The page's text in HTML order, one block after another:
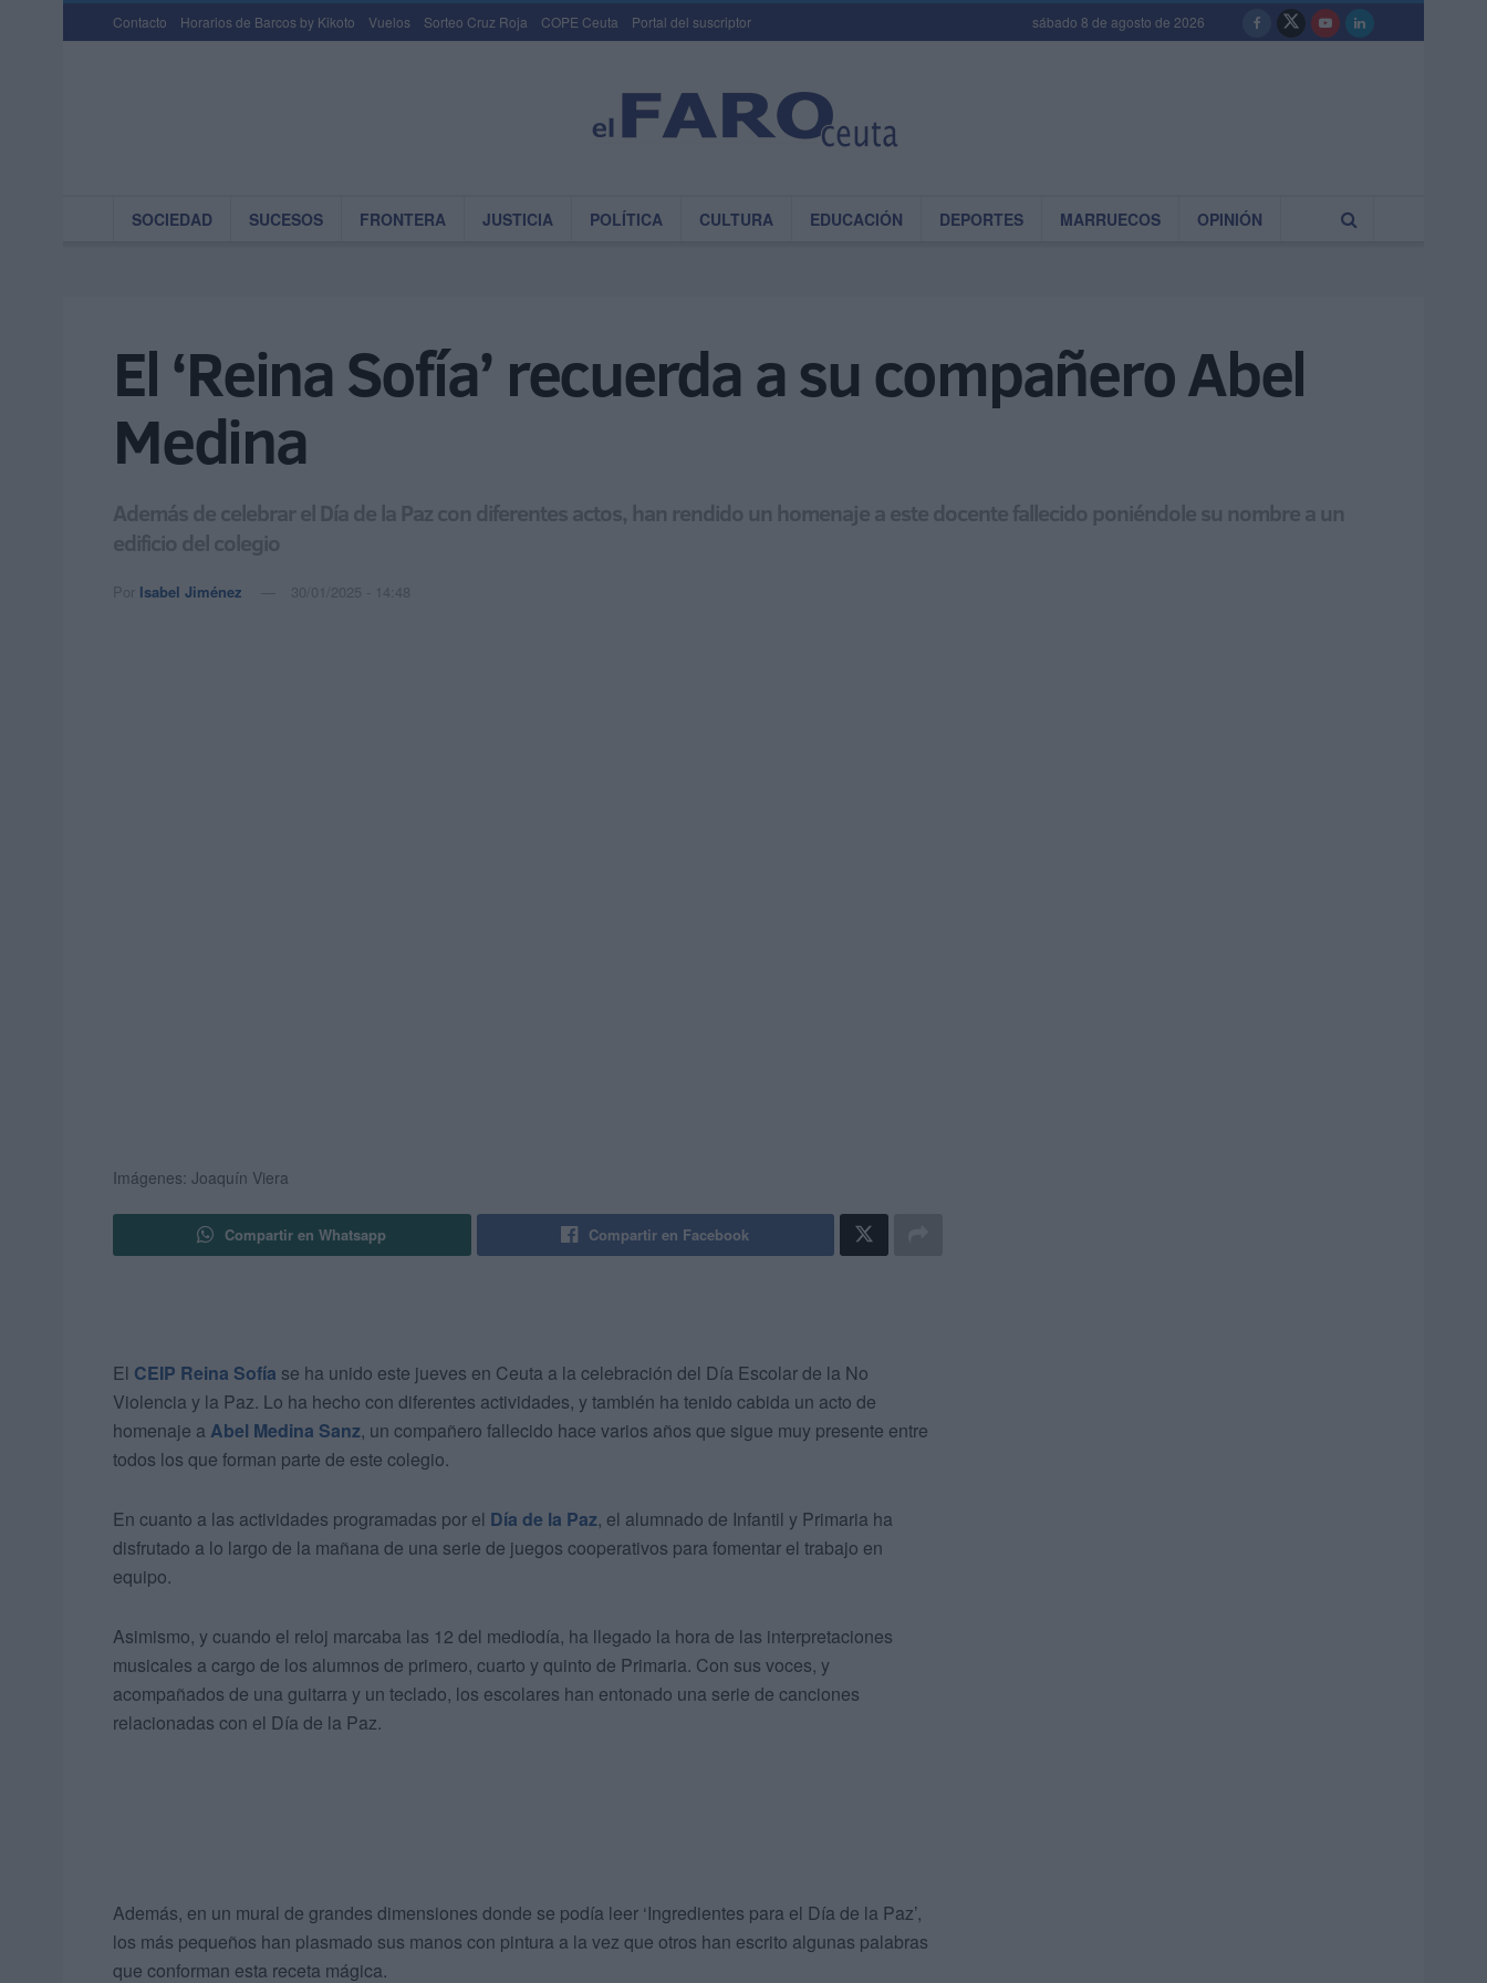
Contacto Horarios de Barcos by Kikoto Vuelos Sorteo Cruz Roja COPE Ceuta Portal del suscriptor sábado 8 de agosto de 2026
SOCIEDAD SUCESOS FRONTERA JUSTICIA POLÍTICA CULTURA EDUCACIÓN DEPORTES MARRUECOS OPINIÓN
El ‘Reina Sofía’ recuerda a su compañero Abel
Medina
Además de celebrar el Día de la Paz con diferentes actos, han rendido un homenaje a este docente fallecido poniéndole su nombre a un
edificio del colegio
Por Isabel Jiménez 30/01/2025 - 14:48
Imágenes: Joaquín Viera
Compartir en Whatsapp Compartir en Facebook
El CEIP Reina Sofía se ha unido este jueves en Ceuta a la celebración del Día Escolar de la No
Violencia y la Paz. Lo ha hecho con diferentes actividades, y también ha tenido cabida un acto de
homenaje a Abel Medina Sanz, un compañero fallecido hace varios años que sigue muy presente entre
todos los que forman parte de este colegio.
En cuanto a las actividades programadas por el Día de la Paz, el alumnado de Infantil y Primaria ha
disfrutado a lo largo de la mañana de una serie de juegos cooperativos para fomentar el trabajo en
equipo.
Asimismo, y cuando el reloj marcaba las 12 del mediodía, ha llegado la hora de las interpretaciones
musicales a cargo de los alumnos de primero, cuarto y quinto de Primaria. Con sus voces, y
acompañados de una guitarra y un teclado, los escolares han entonado una serie de canciones
relacionadas con el Día de la Paz.
Además, en un mural de grandes dimensiones donde se podía leer ‘Ingredientes para el Día de la Paz’,
los más pequeños han plasmado sus manos con pintura a la vez que otros han escrito algunas palabras
que conforman esta receta mágica.